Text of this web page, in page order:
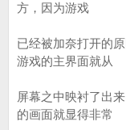
方，因为游戏
已经被加奈打开的
游戏的主界面就从
屏幕之中映衬了出
的画面就显得非常